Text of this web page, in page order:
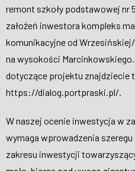
remont szkoły podstawowej nr
założeń inwestora kompleks
komunikacyjne od
na wysokości
dotyczące projektu znajdziecie
https://dialog.portpraski.pl/.
W naszej ocenie inwestycja w
wymaga wprowadzenia
zakresu inwestycji